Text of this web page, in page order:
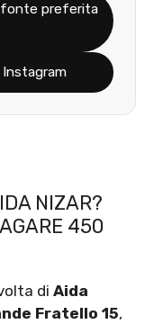
fonte preferita
Instagram
NIZAR?
450
di Aida
Fratello 15,